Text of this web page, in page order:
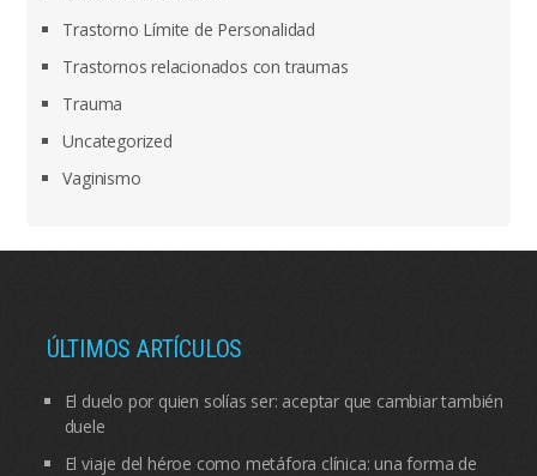
Trastorno Límite de Personalidad
Trastornos relacionados con traumas
Trauma
Uncategorized
Vaginismo
ÚLTIMOS ARTÍCULOS
El duelo por quien solías ser: aceptar que cambiar también
duele
El viaje del héroe como metáfora clínica: una forma de